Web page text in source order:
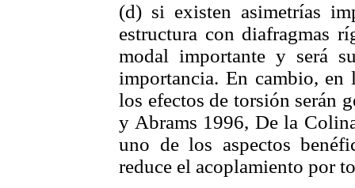
(d) si existen asimetrías
estructura con diafragmas
modal importante y será
importancia. En cambio, en
los efectos de torsión serán
y Abrams 1996, De la
uno de los aspectos
reduce el acoplamiento por